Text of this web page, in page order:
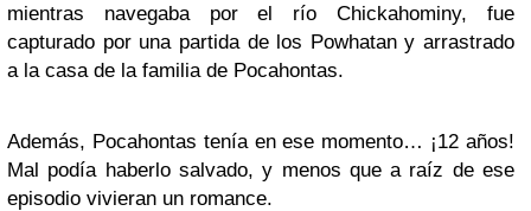
mientras navegaba por el río Chickahominy, fue
capturado por una partida de los Powhatan y arrastrado
a la casa de la familia de Pocahontas.
Además, Pocahontas tenía en ese momento… ¡12 años!
Mal podía haberlo salvado, y menos que a raíz de ese
episodio vivieran un romance.